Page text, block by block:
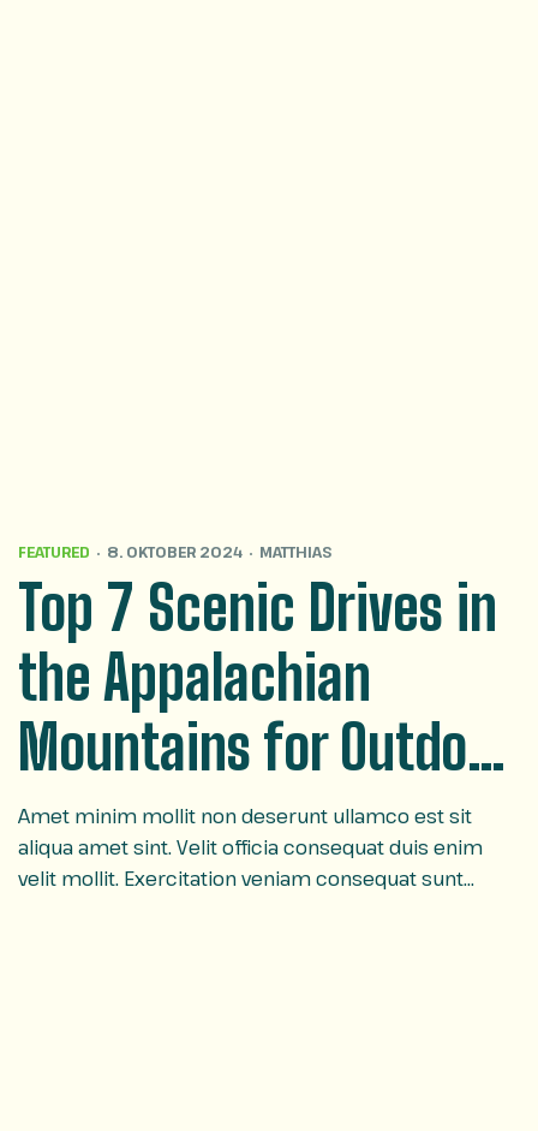
FEATURED 8. OKTOBER 2024 MATTHIAS
Top 7 Scenic Drives in
the Appalachian
Mountains for Outdoor
Lovers
Amet minim mollit non deserunt ullamco est sit
aliqua amet sint. Velit officia consequat duis enim
velit mollit. Exercitation veniam consequat sunt